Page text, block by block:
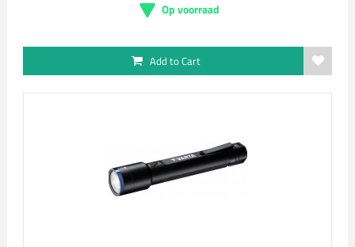
Op voorraad
Add to Cart